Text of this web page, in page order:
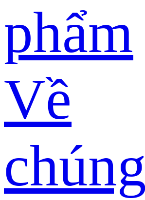
phẩm
Về
chúng